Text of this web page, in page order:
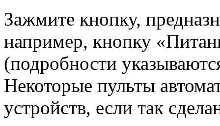
Зажмите кнопку,
например, кнопку
(подробности
Некоторые пульты
устройств, если так